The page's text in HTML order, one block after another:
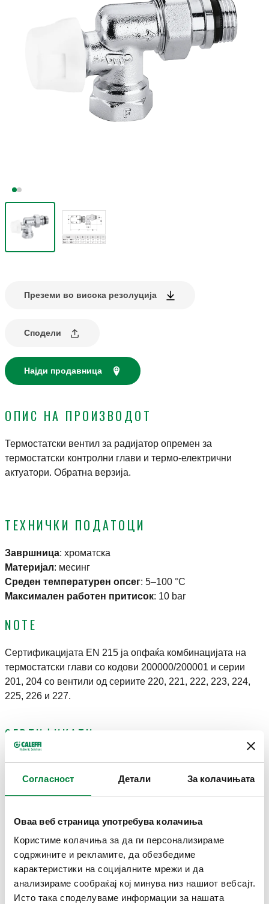
Согласност Детали За колачињата
Оваа веб страница употребува колачиња
Користиме колачиња за да ги персонализираме
содржините и рекламите, да обезбедиме
карактеристики на социјалните мрежи и да
анализираме сообраќај кој минува низ нашиот вебсајт.
Исто така споделуваме информации за нашата
Преземи во висока резолуција
Сподели
Најди продавница
ОПИС НА ПРОИЗВОДОТ
Термостатски вентил за радијатор опремен за
термостатски контролни глави и термо-електрични
актуатори. Обратна верзија.
ТЕХНИЧКИ ПОДАТОЦИ
Завршница: хроматска
Материјал: месинг
Среден температурен опсег: 5–100 °C
Максимален работен притисок: 10 bar
NOTE
Сертификацијата EN 215 ја опфаќа комбинацијата на
термостатски глави со кодови 200000/200001 и серии
201, 204 со вентили од сериите 220, 221, 222, 223, 224,
225, 226 и 227.
СЕРТИФИКАТИ
ЦРТЕЖИ И СПЕЦИФИКАЦИИ
Број на
Поврзување на
Приклучоци за цевки